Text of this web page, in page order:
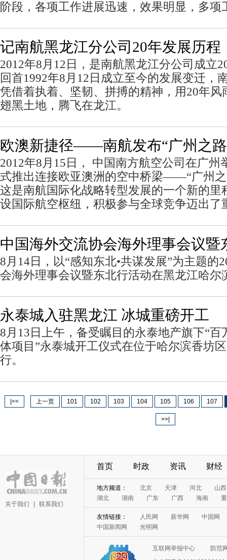
阶段，各项工作进展迅速，效果明显，多项
记南航黑龙江分公司20年发展历程
2012年8月12日，是南航黑龙江分公司成立
回首1992年8月12日成立至今的发展变迁，
凭借着执着、坚韧、拼搏的精神，用20年风
翅黑土地，腾飞在龙江。
欧澳新捷径——南航发布“广州之
2012年8月15日， 中国南方航空公司在广州
式推出连接欧亚澳洲的空中桥梁——“广州之
这是南航国际化战略转型发展的一个新的里
设国际航空枢纽，积极参与全球竞争迈出了
中国海外交流协会海外理事会议暨
8月14日，以“感知东北•共谋发展”为主题的
会海外理事会议暨东北行活动在黑龙江哈尔
永泰城入驻黑龙江 冰城重磅开工
8月13日上午，备受瞩目的永泰地产旗下“
体项目”永泰城开工仪式在位于哈尔滨香坊
行。
|<< 上一页 101 102 103 104 105 106 107
>>|
关于我们 联系我们
首页 时政 资讯 财经
互联网举报中心
防范